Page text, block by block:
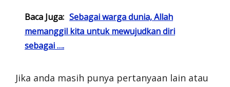
Baca Juga: Sebagai warga dunia, Allah
memanggil kita untuk mewujudkan diri
sebagai ….
Jika anda masih punya pertanyaan lain atau